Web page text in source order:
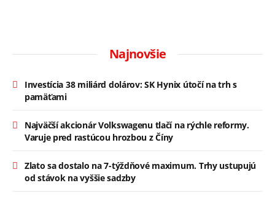
Najnovšie
Investícia 38 miliárd dolárov: SK Hynix útočí na trh s
pamäťami
Najväčší akcionár Volkswagenu tlačí na rýchle reformy.
Varuje pred rastúcou hrozbou z Číny
Zlato sa dostalo na 7-týždňové maximum. Trhy ustupujú
od stávok na vyššie sadzby